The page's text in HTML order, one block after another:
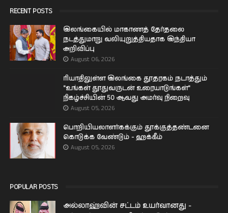
RECENT POSTS
இலங்கையில் மாகாணத் தேர்தலை
நடத்துமாறு வலியுறுத்தியதாக இந்தியா
அறிவிப்பு
August 06, 2026
ரியாதிலுள்ள இலங்கை தூதரகம் நடாத்தும்
"உங்கள் தூதுவருடன் உரையாடுங்கள்"
நிகழ்ச்சியின் 50 ஆவது அமர்வு நிறைவு
August 05, 2026
பொறியியலாளர்கக்கும் தூக்குத்தண்டனை
கொடுக்க வேண்டும் - ஹக்கீம்
August 05, 2026
POPULAR POSTS
அல்லாஹ்வின் சட்டம் உயர்வானது -